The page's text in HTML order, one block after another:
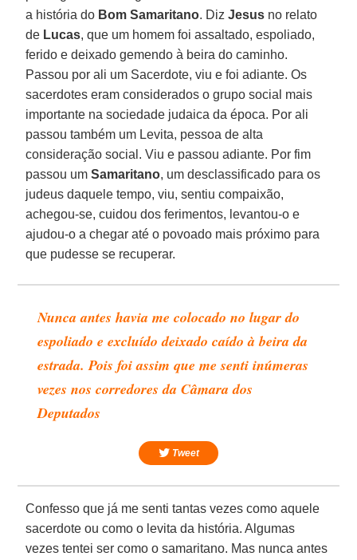
a história do Bom Samaritano. DizJesus no relato
de Lucas, que um homem foi assaltado, espoliado,
ferido e deixado gemendo à beira do caminho.
Passou por ali um Sacerdote, viu e foi adiante. Os
sacerdotes eram considerados o grupo social mais
importante na sociedade judaica da época. Por ali
passou também um Levita, pessoa de alta
consideração social. Viu e passou adiante. Por fim
passou umSamaritano, um desclassificado para os
judeus daquele tempo, viu, sentiu compaixão,
achegou-se, cuidou dos ferimentos, levantou-o e
ajudou-o a chegar até o povoado mais próximo para
que pudesse se recuperar.
Nunca antes havia me colocado no lugar do
espoliado e excluído deixado caído à beira da
estrada. Pois foi assim que me senti inúmeras
vezes nos corredores da Câmara dos
Deputados
Tweet
Confesso que já me senti tantas vezes como aquele
sacerdote ou como o levita da história. Algumas
vezes tentei ser como o samaritano. Mas nunca antes